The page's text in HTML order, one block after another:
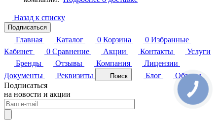
Назад к списку
Подписаться
Главная Каталог 0 Корзина 0 Избранные
Кабинет
0 Сравнение Акции Контакты
Услуги
Бренды
Отзывы Компания
Лицензии
Документы
Реквизиты Поиск Блог
Обзоры
Подписаться
на новости и акции